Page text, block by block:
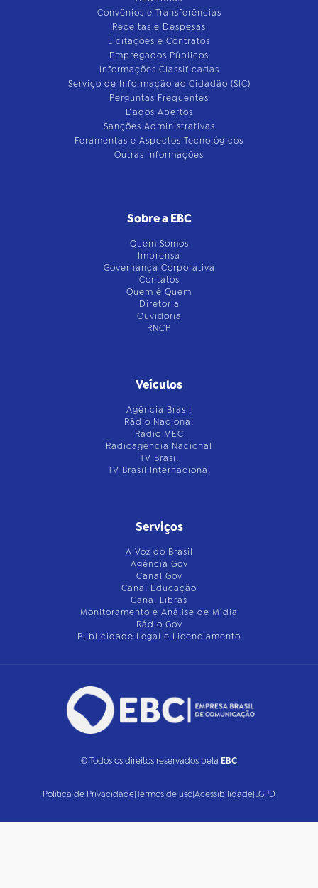
Convênios e Transferências
Receitas e Despesas
Licitações e Contratos
Empregados Públicos
Informações Classificadas
Serviço de Informação ao Cidadão (SIC)
Perguntas Frequentes
Dados Abertos
Sanções Administrativas
Feramentas e Aspectos Tecnológicos
Outras Informações
Sobre a EBC
Quem Somos
Imprensa
Governança Corporativa
Contatos
Quem é Quem
Diretoria
Ouvidoria
RNCP
Veículos
Agência Brasil
Rádio Nacional
Rádio MEC
Radioagência Nacional
TV Brasil
TV Brasil Internacional
Serviços
A Voz do Brasil
Agência Gov
Canal Gov
Canal Educação
Canal Libras
Monitoramento e Análise de Mídia
Rádio Gov
Publicidade Legal e Licenciamento
© Todos os direitos reservados pela EBC
Política de Privacidade|Termos de uso|Acessibilidade|LGPD